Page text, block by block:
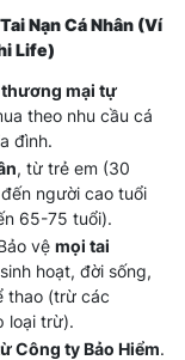
Nạn Cá Nhân (Ví
Life)
thương mại tự
theo nhu cầu cá
đình.
, từ trẻ em (30
người cao tuổi
65-75 tuổi).
vệ mọi tai
hoạt, đời sống,
thao (trừ các
loại trừ).
Công ty Bảo Hiểm.